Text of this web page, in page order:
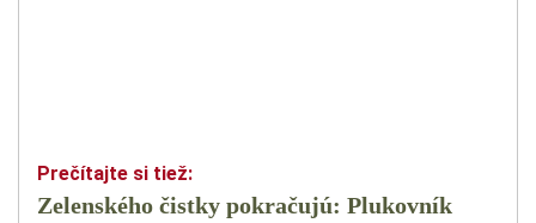
Zelenského čistky pokračujú: Plukovník